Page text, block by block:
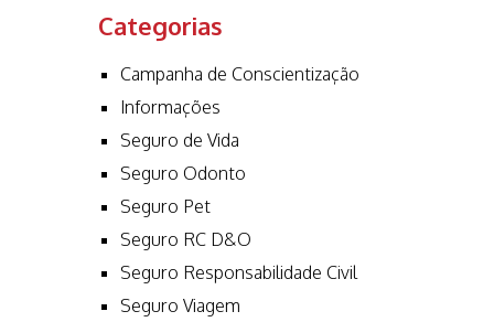
Categorias
Campanha de Conscientização
Informações
Seguro de Vida
Seguro Odonto
Seguro Pet
Seguro RC D&O
Seguro Responsabilidade Civil
Seguro Viagem